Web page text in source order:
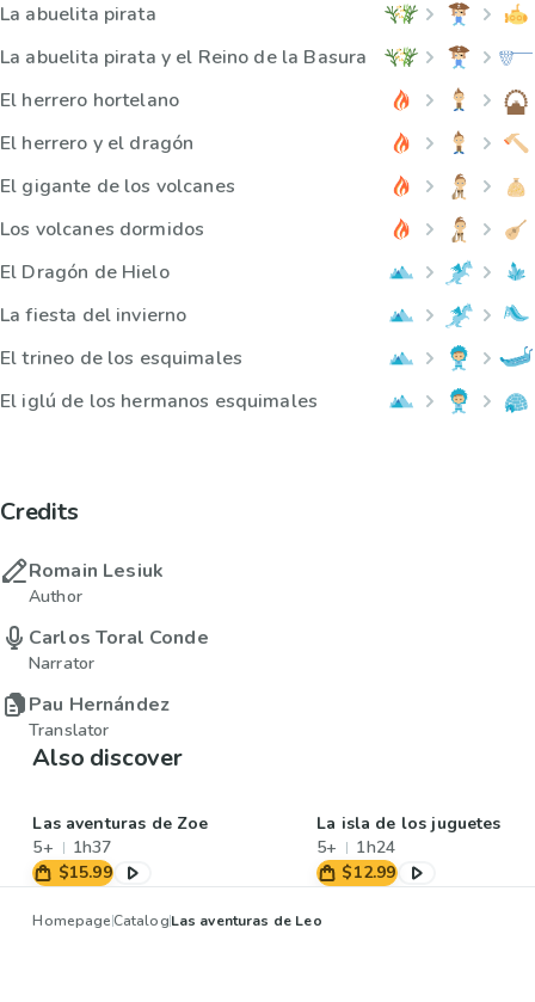
La abuelita pirata
La abuelita pirata y el Reino de la Basura
El herrero hortelano
El herrero y el dragón
El gigante de los volcanes
Los volcanes dormidos
El Dragón de Hielo
La fiesta del invierno
El trineo de los esquimales
El iglú de los hermanos esquimales
Credits
Romain Lesiuk
Author
Carlos Toral Conde
Narrator
Pau Hernández
Translator
Also discover
Las aventuras de Zoe
5+
1h37
$15.99
La isla de los juguetes
5+
1h24
$12.99
HomepageCatalogLas aventuras de Leo